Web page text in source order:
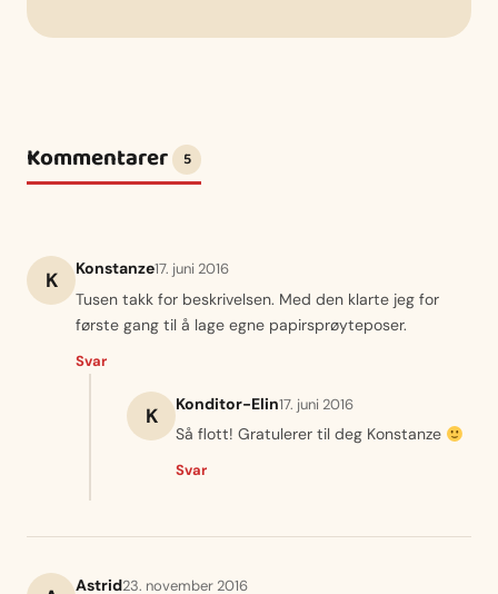
Kommentarer 5
K Konstanze17. juni 2016
Tusen takk for beskrivelsen. Med den klarte jeg for
første gang til å lage egne papirsprøyteposer.
Svar
K Konditor-Elin17. juni 2016
Så flott! Gratulerer til deg Konstanze
Svar
Astrid23. november 2016